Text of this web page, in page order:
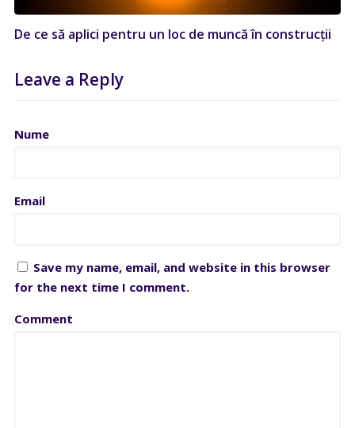
De ce să aplici pentru un loc de muncă în construcții
Leave a Reply
Nume
Email
Save my name, email, and website in this browser
for the next time I comment.
Comment